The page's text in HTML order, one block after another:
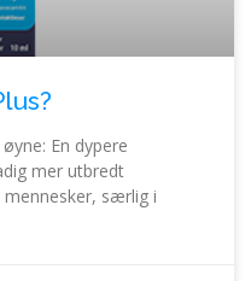
En dypere
mer utbredt
særlig i